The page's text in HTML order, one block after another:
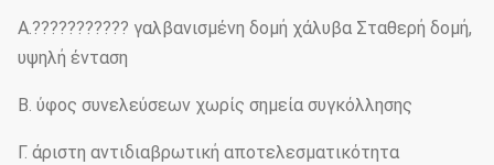
Α.??????????? γαλβανισμένη δομή χάλυβα Σταθερή δομή,
υψηλή ένταση
Β. ύφος συνελεύσεων χωρίς σημεία συγκόλλησης
Γ. άριστη αντιδιαβρωτική αποτελεσματικότητα